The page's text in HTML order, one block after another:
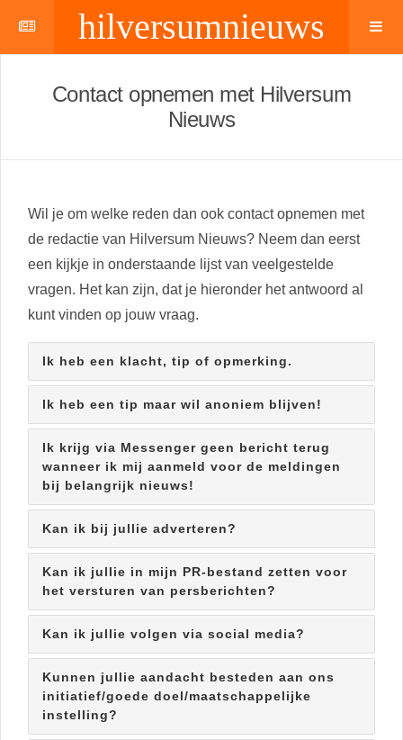
hilversumnieuws
Contact opnemen met Hilversum
Nieuws
Wil je om welke reden dan ook contact opnemen met
de redactie van Hilversum Nieuws? Neem dan eerst
een kijkje in onderstaande lijst van veelgestelde
vragen. Het kan zijn, dat je hieronder het antwoord al
kunt vinden op jouw vraag.
Ik heb een klacht, tip of opmerking.
Ik heb een tip maar wil anoniem blijven!
Ik krijg via Messenger geen bericht terug
wanneer ik mij aanmeld voor de meldingen
bij belangrijk nieuws!
Kan ik bij jullie adverteren?
Kan ik jullie in mijn PR-bestand zetten voor
het versturen van persberichten?
Kan ik jullie volgen via social media?
Kunnen jullie aandacht besteden aan ons
initiatief/goede doel/maatschappelijke
instelling?